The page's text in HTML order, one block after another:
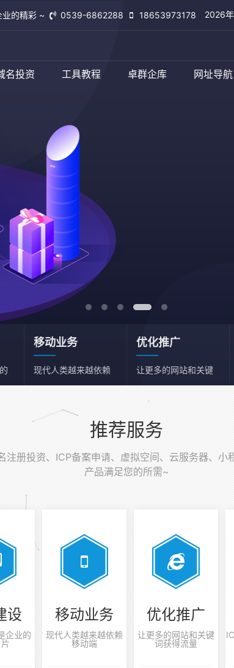
的精彩 ~ 0539-6862288 18653973178 2026
名投资 工具教程 卓群企库 网址导航
临沂卓群网络
移动业务
现代人类越来越依赖
移动端
优化推广
让更多的网站和关键
词获得流量
推荐服务
册投资、ICP备案申请、虚拟空间、云服务器、
产品满足您的所需~
设
企业的
移动业务
现代人类越来越依赖
移动端
优化推广
让更多的网站和关键
词获得流量